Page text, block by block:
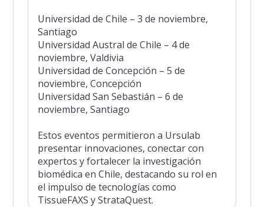
Universidad de Chile – 3 de noviembre,
Santiago
Universidad Austral de Chile – 4 de
noviembre, Valdivia
Universidad de Concepción – 5 de
noviembre, Concepción
Universidad San Sebastián – 6 de
noviembre, Santiago
Estos eventos permitieron a Ursulab
presentar innovaciones, conectar con
expertos y fortalecer la investigación
biomédica en Chile, destacando su rol en
el impulso de tecnologías como
TissueFAXS y StrataQuest.